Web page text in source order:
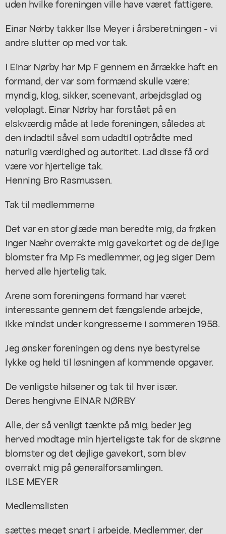
uden hvilke foreningen ville have været fattigere.
Einar Nørby takker Ilse Meyer i årsberetningen - vi
andre slutter op med vor tak.
I Einar Nørby har Mp F gennem en årrække haft en
formand, der var som formænd skulle være:
myndig, klog, sikker, scenevant, arbejdsglad og
veloplagt. Einar Nørby har forstået på en
elskværdig måde at lede foreningen, således at
den indadtil såvel som udadtil optrådte med
naturlig værdighed og autoritet. Lad disse få ord
være vor hjertelige tak.
Henning Bro Rasmussen.
Tak til medlemmerne
Det var en stor glæde man beredte mig, da frøken
Inger Næhr overrakte mig gavekortet og de dejlige
blomster fra Mp Fs medlemmer, og jeg siger Dem
herved alle hjertelig tak.
Arene som foreningens formand har været
interessante gennem det fængslende arbejde,
ikke mindst under kongresserne i sommeren 1958.
Jeg ønsker foreningen og dens nye bestyrelse
lykke og held til løsningen af kommende opgaver.
De venligste hilsener og tak til hver især.
Deres hengivne EINAR NØRBY
Alle, der så venligt tænkte på mig, beder jeg
herved modtage min hjerteligste tak for de skønne
blomster og det dejlige gavekort, som blev
overrakt mig på generalforsamlingen.
ILSE MEYER
Medlemslisten
sættes meget snart i arbejde. Medlemmer, der